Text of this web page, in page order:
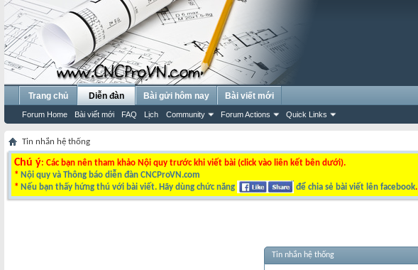
Trang chủ Diễn đàn
Forum Home Bài viết mới FAQ Lịch Community Forum Actions Quick Links
Bài gửi hôm nay Bài viết mới
Tin nhắn hệ thống
Chú ý: Các bạn nên tham khảo Nội quy trước khi viết bài (click vào liên kết bên dưới).
* Nội quy và Thông báo diễn đàn CNCProVN.com
* Nếu bạn thấy hứng thú với bài viết. Hãy dùng chức năng để chia sẻ bài viết lên facebook.
Tin nhắn hệ thống